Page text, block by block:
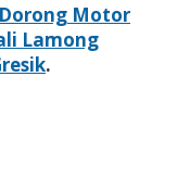
Motor
Lamong
.